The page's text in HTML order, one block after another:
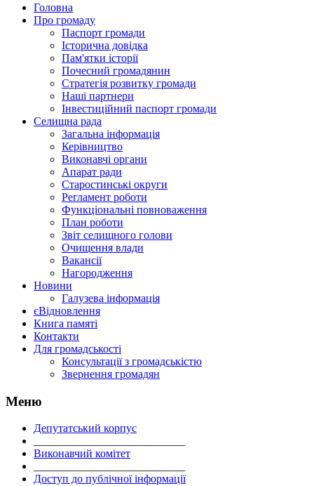
Головна
Про громаду
Паспорт громади
Історична довідка
Пам'ятки історії
Почесний громадянин
Стратегія розвитку громади
Наші партнери
Інвестиційний паспорт громади
Селищна рада
Загальна інформація
Керівництво
Виконавчі органи
Апарат ради
Старостинські округи
Регламент роботи
Функціональні повноваження
План роботи
Звіт селищного голови
Очищення влади
Вакансії
Нагородження
Новини
Галузева інформація
єВідновлення
Книга памяті
Контакти
Для громадськості
Консультації з громадськістю
Звернення громадян
Меню
Депутатський корпус
Виконавчий комітет
Доступ до публічної інформації